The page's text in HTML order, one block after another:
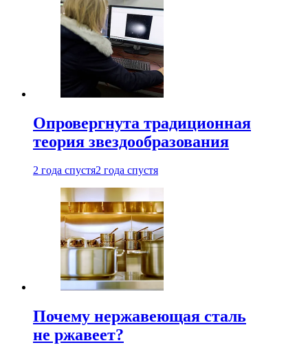
Опровергнута традиционная
теория звездообразования
2 года спустя2 года спустя
Почему нержавеющая сталь
не ржавеет?